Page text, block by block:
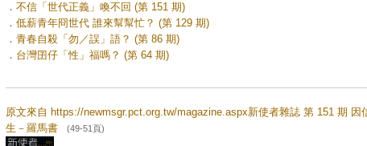
． 不信「世代正義」喚不回 (第 151 期)
． 低薪青年冏世代 誰來幫幫忙？ (第 129 期)
． 青春自殺「勿／誤」語？ (第 86 期)
． 台灣囝仔「性」福嗎？ (第 64 期)
原文來自 https://newmsgr.pct.org.tw/magazine.aspx新使者雜誌 第 151 期 因
生－羅馬書 (49-51頁)